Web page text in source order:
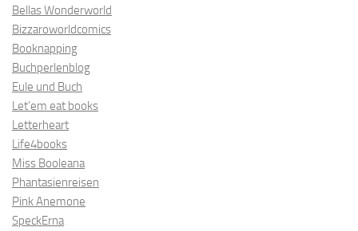
Bellas Wonderworld
Bizzaroworldcomics
Booknapping
Buchperlenblog
Eule und Buch
Let’em eat books
Letterheart
Life4books
Miss Booleana
Phantasienreisen
Pink Anemone
SpeckErna